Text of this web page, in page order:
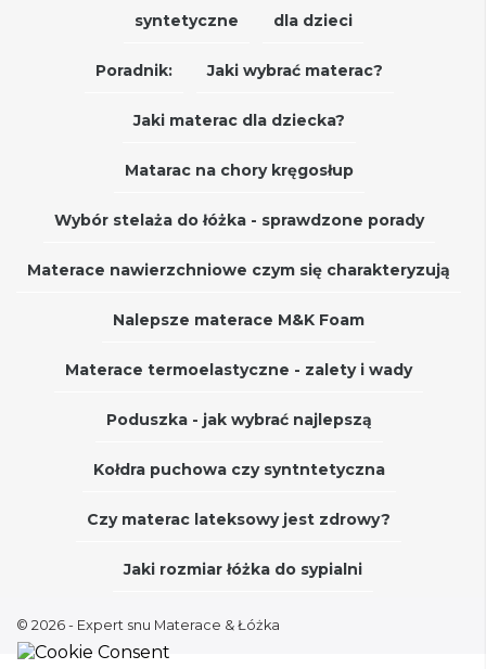
syntetyczne dla dzieci
Poradnik: Jaki wybrać materac?
Jaki materac dla dziecka?
Matarac na chory kręgosłup
Wybór stelaża do łóżka - sprawdzone porady
Materace nawierzchniowe czym się charakteryzują
Nalepsze materace M&K Foam
Materace termoelastyczne - zalety i wady
Poduszka - jak wybrać najlepszą
Kołdra puchowa czy syntntetyczna
Czy materac lateksowy jest zdrowy?
Jaki rozmiar łóżka do sypialni
© 2026 - Expert snu Materace & Łóżka